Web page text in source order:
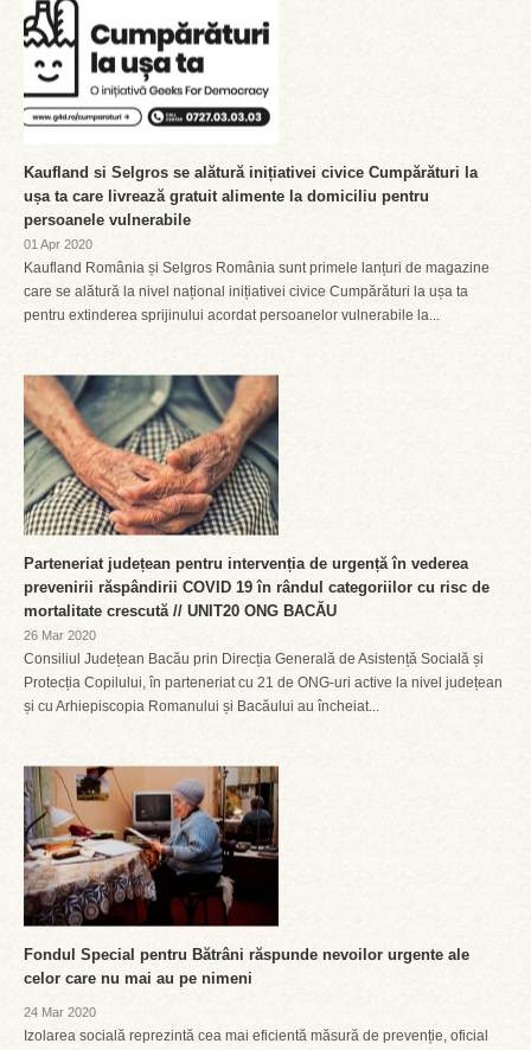
Kaufland si Selgros se alătură inițiativei civice Cumpărături la
ușa ta care livrează gratuit alimente la domiciliu pentru
persoanele vulnerabile
01 Apr 2020
Kaufland România și Selgros România sunt primele lanțuri de magazine
care se alătură la nivel național inițiativei civice Cumpărături la ușa ta
pentru extinderea sprijinului acordat persoanelor vulnerabile la...
Parteneriat județean pentru intervenția de urgență în vederea
prevenirii răspândirii COVID 19 în rândul categoriilor cu risc de
mortalitate crescută // UNIT20 ONG BACĂU
26 Mar 2020
Consiliul Județean Bacău prin Direcția Generală de Asistență Socială și
Protecția Copilului, în parteneriat cu 21 de ONG-uri active la nivel județean
și cu Arhiepiscopia Romanului și Bacăului au încheiat...
Fondul Special pentru Bătrâni răspunde nevoilor urgente ale
celor care nu mai au pe nimeni
24 Mar 2020
Izolarea socială reprezintă cea mai eficientă măsură de prevenție, oficial